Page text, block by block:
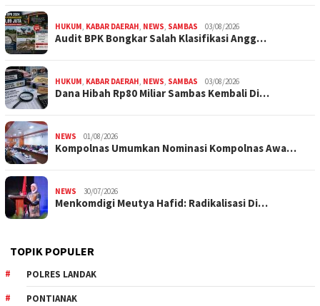
HUKUM KABAR DAERAH NEWS SAMBAS 03/08/2026
Audit BPK Bongkar Salah Klasifikasi Angg…
HUKUM KABAR DAERAH NEWS SAMBAS 03/08/2026
Dana Hibah Rp80 Miliar Sambas Kembali Di…
NEWS 01/08/2026
Kompolnas Umumkan Nominasi Kompolnas Awa…
NEWS 30/07/2026
Menkomdigi Meutya Hafid: Radikalisasi Di…
TOPIK POPULER
POLRES LANDAK
PONTIANAK